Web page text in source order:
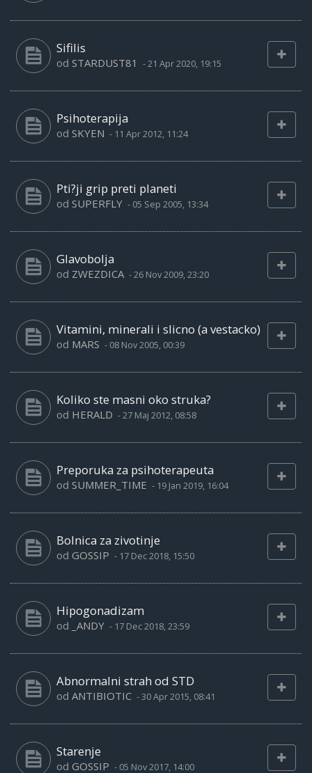
Sifilis
od STARDUST81 -21 Apr 2020, 19:15
Psihoterapija
od SKYEN - 11 Apr 2012, 11:24
Pti?ji grip preti planeti
od SUPERFLY - 05 Sep 2005, 13:34
Glavobolja
od ZWEZDICA -26 Nov 2009, 23:20
Vitamini, minerali i slicno (a vestacko)
od MARS - 08 Nov 2005, 00:39
Koliko ste masni oko struka?
od HERALD -27 Maj 2012, 08:58
Preporuka za psihoterapeuta
od SUMMER_TIME - 19 Jan 2019, 16:04
Bolnica za zivotinje
od GOSSIP - 17 Dec 2018, 15:50
Hipogonadizam
od _ANDY - 17 Dec 2018, 23:59
Abnormalni strah od STD
od ANTIBIOTIC -30 Apr 2015, 08:41
Starenje
od GOSSIP - 05 Nov 2017, 14:00